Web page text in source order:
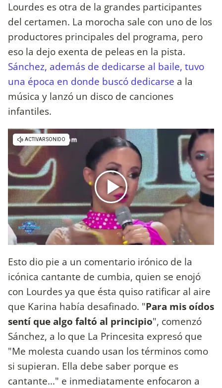
Lourdes es otra de la grandes participantes
del certamen. La morocha sale con uno de los
productores principales del programa, pero
eso la dejo exenta de peleas en la pista.
Sánchez, además de dedicarse al baile, tuvo
una época en donde buscó dedicarse a la
música y lanzó un disco de canciones
infantiles.
Esto dio pie a un comentario irónico de la
icónica cantante de cumbia, quien se enojó
con Lourdes ya que ésta quiso ratificar al aire
que Karina había desafinado. "Para mis oídos
sentí que algo faltó al principio", comenzó
Sánchez, a lo que La Princesita expresó que
"Me molesta cuando usan los términos como
si supieran. Ella debe saber porque es
cantante..." e inmediatamente enfocaron a